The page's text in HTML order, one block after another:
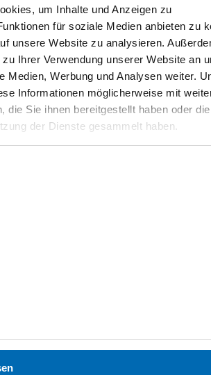
um Inhalte und Anzeigen zu
für soziale Medien anbieten zu
unsere Website zu analysieren.
Ihrer Verwendung unserer Website an
Medien, Werbung und Analysen weiter.
Informationen möglicherweise mit
die Sie ihnen bereitgestellt haben oder
der Dienste gesammelt haben.
Newsletter